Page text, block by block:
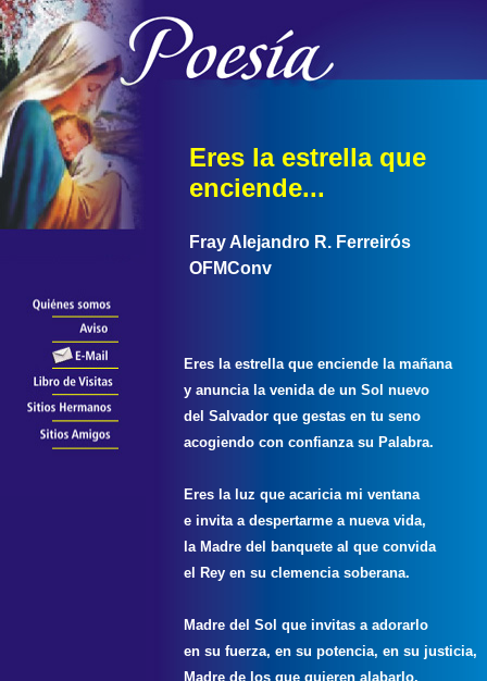
Eres la estrella que
enciende...
Fray Alejandro R. Ferreirós
OFMConv
Eres la estrella que enciende la mañana
y anuncia la venida de un Sol nuevo
del Salvador que gestas en tu seno
acogiendo con confianza su Palabra.
Eres la luz que acaricia mi ventana
e invita a despertarme a nueva vida,
la Madre del banquete al que convida
el Rey en su clemencia soberana.
Madre del Sol que invitas a adorarlo
en su fuerza, en su potencia, en su justicia,
Madre de los que quieren alabarlo.